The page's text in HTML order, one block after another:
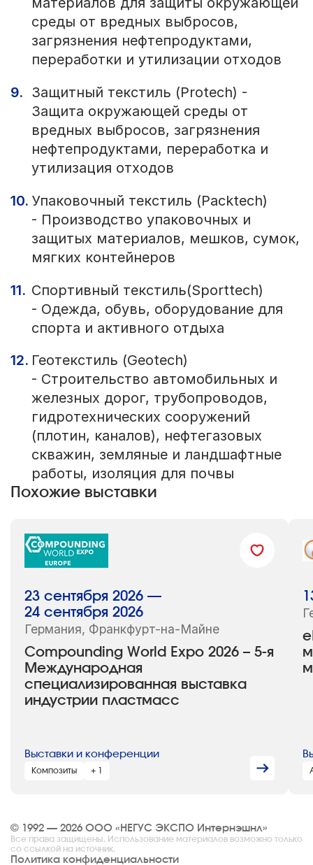
среды от вредных выбросов,
загрязнения нефтепродуктами,
переработки и утилизации отходов
Защитный текстиль (Protech) -
Защита окружающей среды от
вредных выбросов, загрязнения
нефтепродуктами, переработка и
утилизация отходов
Упаковочный текстиль (Packtech)
- Производство упаковочных и
защитых материалов, мешков, сумок,
мягких контейнеров
Спортивный текстиль(Sporttech)
- Одежда, обувь, оборудование для
спорта и активного отдыха
Геотекстиль (Geotech)
- Строительство автомобильных и
железных дорог, трубопроводов,
гидротехнических сооружений
(плотин, каналов), нефтегазовых
скважин, земляные и ландшафтные
работы, изоляция для почвы
Похожие выставки
Compounding World Expo 2026 – 5-я
Международная
специализированная выставка
индустрии пластмасс
23 сентября 2026 —
24 сентября 2026
Германия, Франкфурт-на-Майне
Выставки и конференции
Композиты + 1
© 1992 — 2026 ООО «НЕГУС ЭКСПО Интернэшнл»
Все права защищены. Использование материалов возможно только
со ссылкой на источник.
Политика конфиденциальности